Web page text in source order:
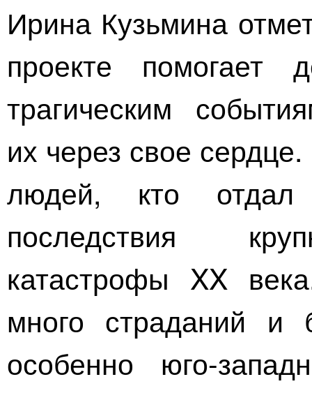
Ирина Кузьмина
проекте помогает
трагическим
их через свое
людей, кто отдал
последствия
катастрофы XX
много страданий и
особенно юго-